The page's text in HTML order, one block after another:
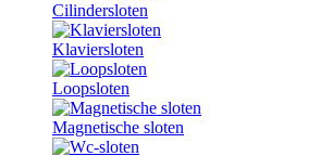
Cilindersloten
Klaviersloten
Loopsloten
Magnetische sloten